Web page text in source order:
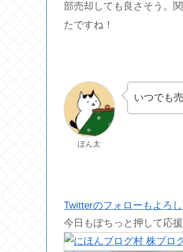
部売却しても良さそう。
たですね！
ぽん太
いつでも
Twitterのフォローもよろし
今日もぽちっと押して応